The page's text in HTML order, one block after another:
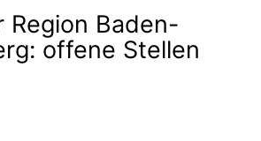
Region Baden-
offene Stellen